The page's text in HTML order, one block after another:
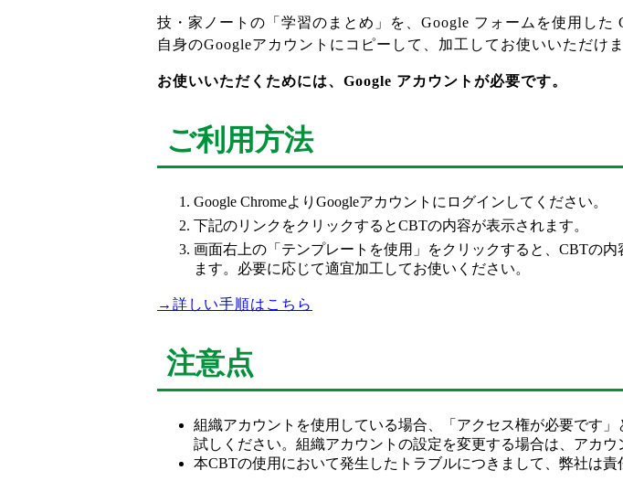
技・家ノートの「学習のまとめ」を、Google フォームを使用し
自身のGoogleアカウントにコピーして、加工してお使いいただけま
お使いいただくためには、Google アカウントが必要です。
ご利用方法
Google ChromeよりGoogleアカウントにログインしてください。
下記のリンクをクリックするとCBTの内容が表示されます。
画面右上の「テンプレートを使用」をクリックすると、CBTの
ます。必要に応じて適宜加工してお使いください。
→詳しい手順はこちら
注意点
組織アカウントを使用している場合、「アクセス権が必要です
試しください。組織アカウントの設定を変更する場合は、アカ
本CBTの使用において発生したトラブルにつきまして、弊社は責